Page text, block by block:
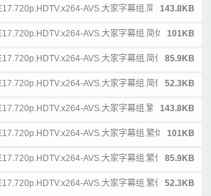
AVS.大家字幕组.简体&英文.a
143.8KB
AVS.大家字幕组.简体&英文.s
101KB
AVS.大家字幕组.简体.ass85.9KB
AVS.大家字幕组.简体.srt52.3KB
AVS.大家字幕组.繁体&英文.a
143.8KB
AVS.大家字幕组.繁体&英文.s
101KB
AVS.大家字幕组.繁体.ass85.9KB
AVS.大家字幕组.繁体.srt52.3KB